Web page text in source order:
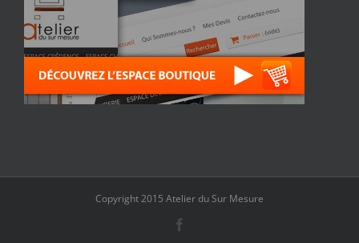
Copyright 2015 Atelier du Sur Mesure